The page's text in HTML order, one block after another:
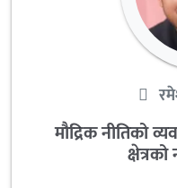
मौद्रिक नीतिको